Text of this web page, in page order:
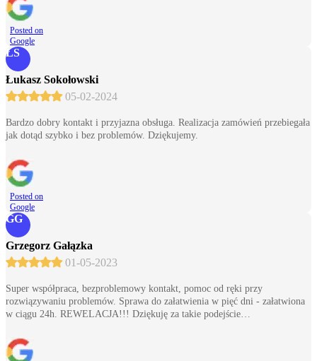
Posted on
Google
ŁS
Łukasz Sokołowski
05-02-2024
Bardzo dobry kontakt i przyjazna obsługa. Realizacja zamówień przebiegała
jak dotąd szybko i bez problemów. Dziękujemy.
Posted on
Google
GG
Grzegorz Gałązka
01-05-2023
Super współpraca, bezproblemowy kontakt, pomoc od ręki przy
rozwiązywaniu problemów. Sprawa do załatwienia w pięć dni - załatwiona
w ciągu 24h. REWELACJA!!! Dziękuję za takie podejście…